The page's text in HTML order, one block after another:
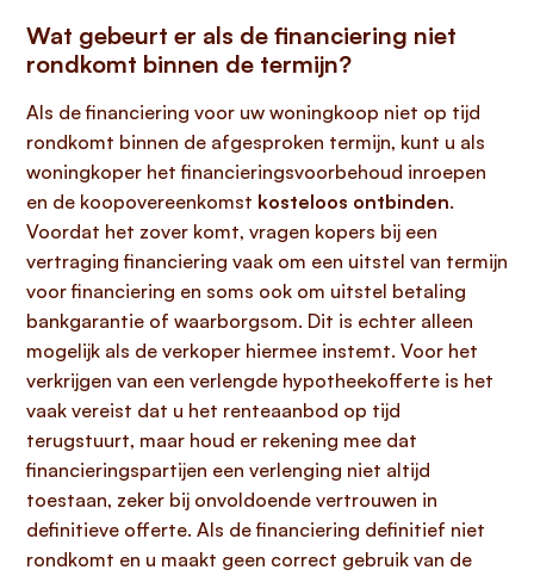
Wat gebeurt er als de financiering niet
rondkomt binnen de termijn?
Als de financiering voor uw woningkoop niet op tijd
rondkomt binnen de afgesproken termijn, kunt u als
woningkoper het financieringsvoorbehoud inroepen
en de koopovereenkomst kosteloos ontbinden.
Voordat het zover komt, vragen kopers bij een
vertraging financiering vaak om een uitstel van termijn
voor financiering en soms ook om uitstel betaling
bankgarantie of waarborgsom. Dit is echter alleen
mogelijk als de verkoper hiermee instemt. Voor het
verkrijgen van een verlengde hypotheekofferte is het
vaak vereist dat u het renteaanbod op tijd
terugstuurt, maar houd er rekening mee dat
financieringspartijen een verlenging niet altijd
toestaan, zeker bij onvoldoende vertrouwen in
definitieve offerte. Als de financiering definitief niet
rondkomt en u maakt geen correct gebruik van de